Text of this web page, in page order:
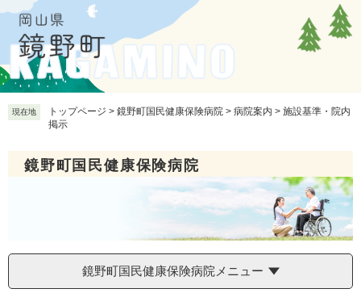
先
頭
を
飛
現在地 トップページ > 鏡野町国民健康保険病院 > 病院案内 > 施設基準・院内
掲示
鏡野町国民健康保険病院
鏡野町国民健康保険病院メニュー